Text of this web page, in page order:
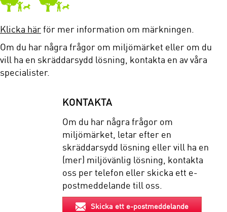
Klicka härför mer information om märkningen.
Om du har några frågor om miljömärket eller om du
vill ha en skräddarsydd lösning, kontakta en av våra
specialister.
KONTAKTA
Om du har några frågor om
miljömärket, letar efter en
skräddarsydd lösning eller vill ha en
(mer) miljövänlig lösning, kontakta
oss per telefon eller skicka ett e-
postmeddelande till oss.
Skicka ett e-postmeddelande